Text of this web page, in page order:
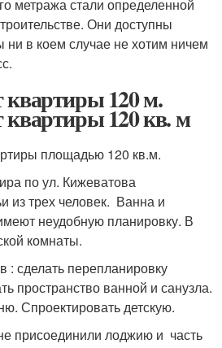
метража стали определенной
Они доступны
в коем случае не хотим ничем
квартиры 120 м.
квартиры 120 кв. м
площадью 120 кв.м.
по ул. Кижеватова
из трех человек. Ванна и
неудобную планировку. В
комнаты.
: сделать перепланировку
пространство ванной и санузла.
Спроектировать детскую.
присоединили лоджию и часть